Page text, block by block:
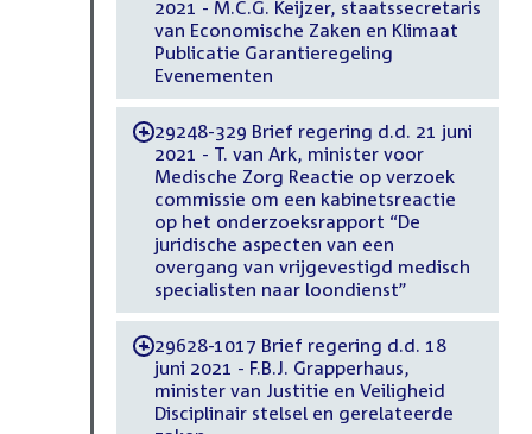
2021 - M.C.G. Keijzer, staatssecretaris
van Economische Zaken en Klimaat
Publicatie Garantieregeling
Evenementen
-29248-329 Brief regering d.d. 21 juni
2021 - T. van Ark, minister voor
Medische Zorg Reactie op verzoek
commissie om een kabinetsreactie
op het onderzoeksrapport “De
juridische aspecten van een
overgang van vrijgevestigd medisch
specialisten naar loondienst”
-29628-1017 Brief regering d.d. 18
juni 2021 - F.B.J. Grapperhaus,
minister van Justitie en Veiligheid
Disciplinair stelsel en gerelateerde